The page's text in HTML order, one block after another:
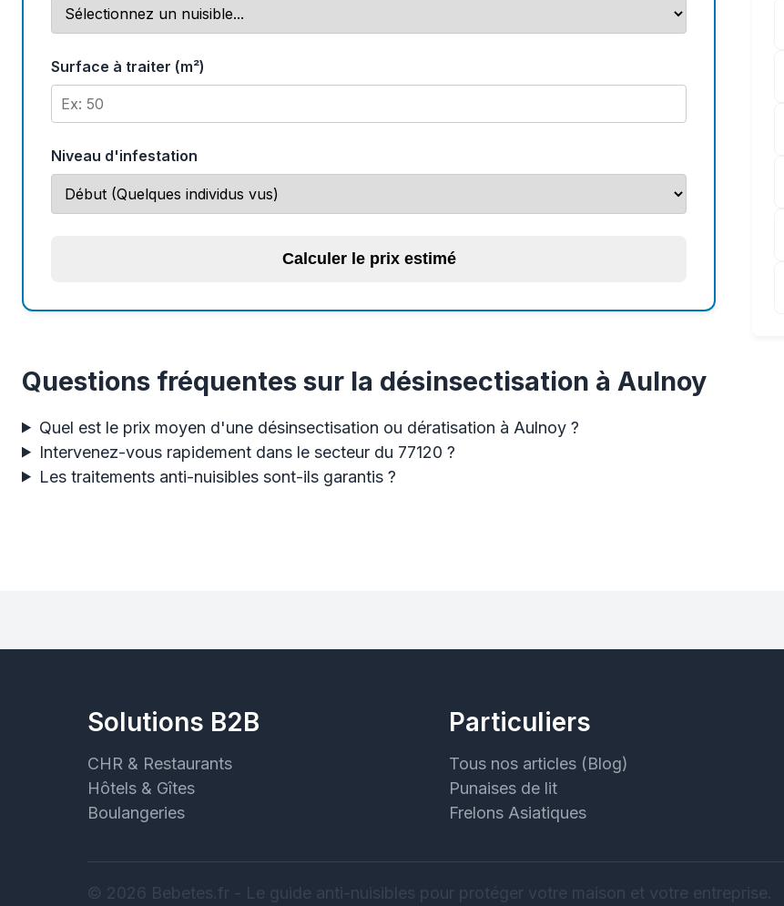
Surface à traiter (m²)
Niveau d'infestation
Calculer le prix estimé
Questions fréquentes sur la désinsectisation à Aulnoy
Quel est le prix moyen d'une désinsectisation ou dératisation à Aulnoy ?
Intervenez-vous rapidement dans le secteur du 77120 ?
Les traitements anti-nuisibles sont-ils garantis ?
Solutions B2B
CHR & Restaurants
Hôtels & Gîtes
Boulangeries
Particuliers
Tous nos articles (Blog)
Punaises de lit
Frelons Asiatiques
© 2026 Bebetes.fr - Le guide anti-nuisibles pour protéger votre maison et votre entreprise.